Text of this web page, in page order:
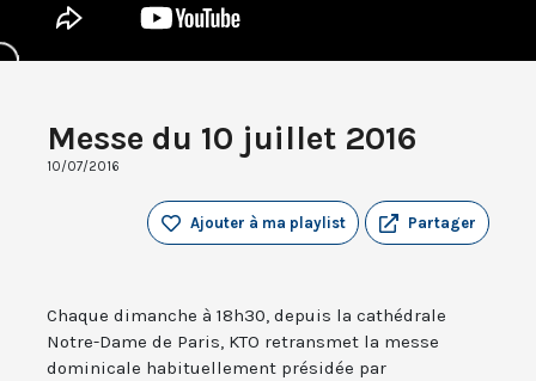
Messe du 10 juillet 2016
10/07/2016
Partager
Ajouter à ma playlist
Chaque dimanche à 18h30, depuis la cathédrale
Notre-Dame de Paris, KTO retransmet la messe
dominicale habituellement présidée par